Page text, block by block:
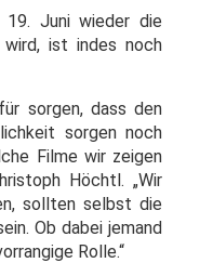
Juni wieder die
wird, ist indes noch
sorgen, dass den
sorgen noch
Filme wir zeigen
Höchtl. „Wir
sollten selbst die
Ob dabei jemand
Rolle.“